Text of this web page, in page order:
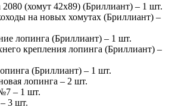
2080 (хомут 42х89) (Бриллиант) – 1 шт.
на новых хомутах (Бриллиант) –
лопинга (Бриллиант) – 1 шт.
крепления лопинга (Бриллиант) –
(Бриллиант) – 1 шт.
лопинга – 2 шт.
– 1 шт.
3 шт.